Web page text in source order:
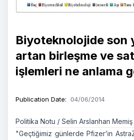
Biyoteknolojide son
artan birleşme ve
işlemleri ne anlama
Publication Date: 04/06/2014
Politika Notu / Selin Arslanhan Memiş
"Geçtiğimiz günlerde Pfizer’in